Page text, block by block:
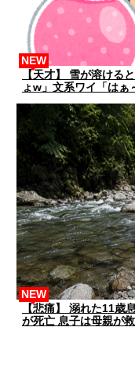
【天才】 雪が溶ける
ょw」文系ワイ「は
NEW
【悲痛】 溺れた11
が死亡 息子は母親が
NEW